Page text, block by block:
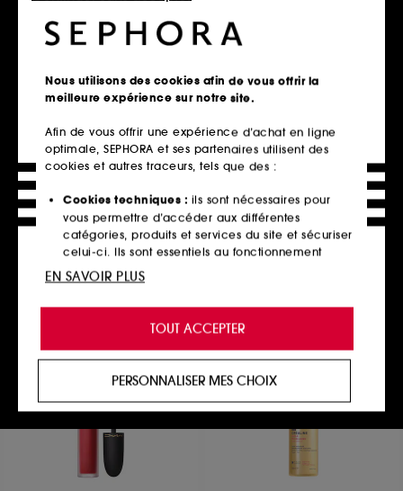
ULTRA VIOLETTE
Sheen Screen™ SPF 50
Smoothie
8
19,90€
/100g
6 teintes disponibles
WESTMAN ATELIER
Blender II Brush
99,00€
Nous utilisons des cookies afin de vous offrir la
meilleure expérience sur notre site.
Afin de vous offrir une expérience d’achat en ligne
optimale, SEPHORA et ses partenaires utilisent des
cookies et autres traceurs, tels que des :
Cookies techniques : ils sont nécessaires pour
vous permettre d’accéder aux différentes
catégories, produits et services du site et sécuriser
celui-ci. Ils sont essentiels au fonctionnement
technique du site et ne peuvent être désactivés.
de vous offrir une expérience enrichie et
personnalisée en vous recommandant des
produits, des services et des contenus qui
proposer des offres promotionnelles adaptées à
votre profil.
Cookies réseaux sociaux et publicité :
ils sont
utilisés pour vous présenter du contenu susceptible
de vous plaire via des publicités, y compris sur des
TOUT ACCEPTER
PERSONNALISER MES CHOIX
EN SAVOIR PLUS